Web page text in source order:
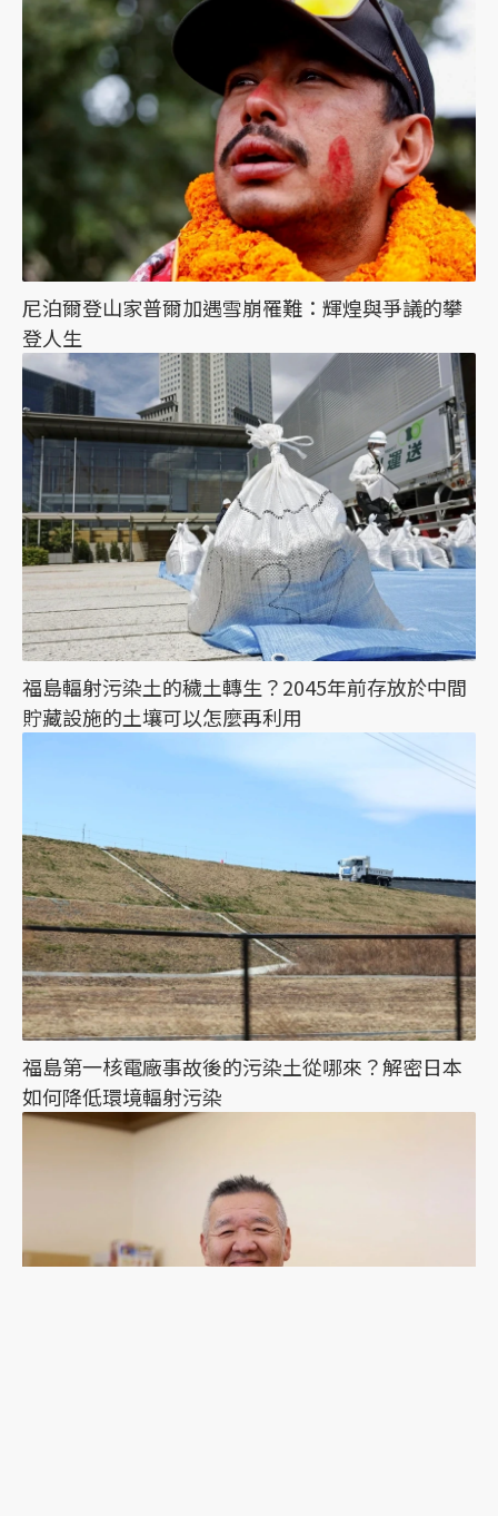
尼泊爾登山家普爾加遇雪崩罹難：輝煌與爭議的攀
登人生
福島輻射污染土的穢土轉生？2045年前存放於中間
貯藏設施的土壤可以怎麼再利用
福島第一核電廠事故後的污染土從哪來？解密日本
如何降低環境輻射污染